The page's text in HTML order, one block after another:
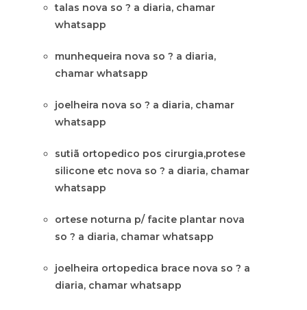
talas nova so ? a diaria, chamar
whatsapp
munhequeira nova so ? a diaria,
chamar whatsapp
joelheira nova so ? a diaria, chamar
whatsapp
sutiã ortopedico pos cirurgia,protese
silicone etc nova so ? a diaria, chamar
whatsapp
ortese noturna p/ facite plantar nova
so ? a diaria, chamar whatsapp
joelheira ortopedica brace nova so ? a
diaria, chamar whatsapp